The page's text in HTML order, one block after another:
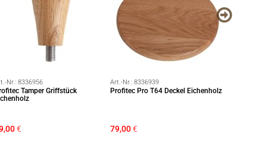
Nr.: 8336956
Tamper Griffstück
€
Art.-Nr.: 8336939
Profitec Pro T64 Deckel Eichenholz
79,00€